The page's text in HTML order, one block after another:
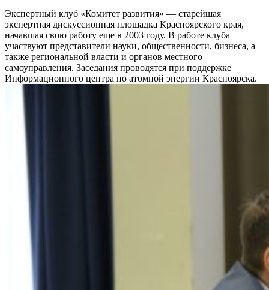
Экспертный клуб «Комитет развития» — старейшая
экспертная дискуссионная площадка Красноярского края,
начавшая свою работу еще в 2003 году. В работе клуба
участвуют представители науки, общественности, бизнеса, а
также региональной власти и органов местного
самоуправления. Заседания проводятся при поддержке
Информационного центра по атомной энергии Красноярска.